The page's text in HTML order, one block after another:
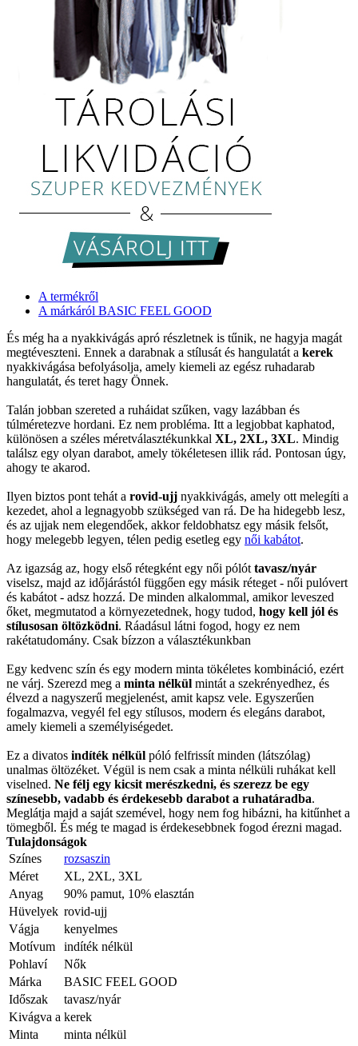
A termékről
A márkáról BASIC FEEL GOOD
És még ha a nyakkivágás apró részletnek is tűnik, ne hagyja magát
megtéveszteni. Ennek a darabnak a stílusát és hangulatát a kerek
nyakkivágása befolyásolja, amely kiemeli az egész ruhadarab
hangulatát, és teret hagy Önnek.
Talán jobban szereted a ruháidat szűken, vagy lazábban és
túlméretezve hordani. Ez nem probléma. Itt a legjobbat kaphatod,
különösen a széles méretválasztékunkkal XL, 2XL, 3XL. Mindig
találsz egy olyan darabot, amely tökéletesen illik rád. Pontosan úgy,
ahogy te akarod.
Ilyen biztos pont tehát a rovid-ujj nyakkivágás, amely ott melegíti a
kezedet, ahol a legnagyobb szükséged van rá. De ha hidegebb lesz,
és az ujjak nem elegendőek, akkor feldobhatsz egy másik felsőt,
hogy melegebb legyen, télen pedig esetleg egy női kabátot.
Az igazság az, hogy első rétegként egy női pólót tavasz/nyár
viselsz, majd az időjárástól függően egy másik réteget - női pulóvert
és kabátot - adsz hozzá. De minden alkalommal, amikor leveszed
őket, megmutatod a környezetednek, hogy tudod, hogy kell jól és
stílusosan öltözködni. Ráadásul látni fogod, hogy ez nem
rakétatudomány. Csak bízzon a választékunkban
Egy kedvenc szín és egy modern minta tökéletes kombináció, ezért
ne várj. Szerezd meg a minta nélkül mintát a szekrényedhez, és
élvezd a nagyszerű megjelenést, amit kapsz vele. Egyszerűen
fogalmazva, vegyél fel egy stílusos, modern és elegáns darabot,
amely kiemeli a személyiségedet.
Ez a divatos indíték nélkül póló felfrissít minden (látszólag)
unalmas öltözéket. Végül is nem csak a minta nélküli ruhákat kell
viselned. Ne félj egy kicsit merészkedni, és szerezz be egy
színesebb, vadabb és érdekesebb darabot a ruhatáradba.
Meglátja majd a saját szemével, hogy nem fog hibázni, ha kitűnhet a
tömegből. És még te magad is érdekesebbnek fogod érezni magad.
Tulajdonságok
Színes
rozsaszin
Méret
XL, 2XL, 3XL
Anyag
90% pamut, 10% elasztán
Hüvelyek rovid-ujj
Vágja
kenyelmes
Motívum
indíték nélkül
Pohlaví
Nők
Márka
BASIC FEEL GOOD
Időszak
tavasz/nyár
Kivágva a kerek
Minta
minta nélkül